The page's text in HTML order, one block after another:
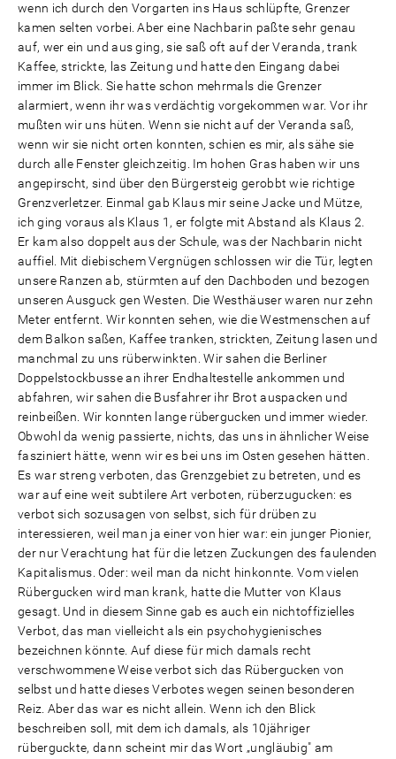
wenn ich durch den Vorgarten ins Haus schlüpfte, Grenzer
kamen selten vorbei. Aber eine Nachbarin paßte sehr genau
auf, wer ein und aus ging, sie saß oft auf der Veranda, trank
Kaffee, strickte, las Zeitung und hatte den Eingang dabei
immer im Blick. Sie hatte schon mehrmals die Grenzer
alarmiert, wenn ihr was verdächtig vorgekommen war. Vor ihr
mußten wir uns hüten. Wenn sie nicht auf der Veranda saß,
wenn wir sie nicht orten konnten, schien es mir, als sähe sie
durch alle Fenster gleichzeitig. Im hohen Gras haben wir uns
angepirscht, sind über den Bürgersteig gerobbt wie richtige
Grenzverletzer. Einmal gab Klaus mir seine Jacke und Mütze,
ich ging voraus als Klaus 1, er folgte mit Abstand als Klaus 2.
Er kam also doppelt aus der Schule, was der Nachbarin nicht
auffiel. Mit diebischem Vergnügen schlossen wir die Tür, legten
unsere Ranzen ab, stürmten auf den Dachboden und bezogen
unseren Ausguck gen Westen. Die Westhäuser waren nur zehn
Meter entfernt. Wir konnten sehen, wie die Westmenschen auf
dem Balkon saßen, Kaffee tranken, strickten, Zeitung lasen und
manchmal zu uns rüberwinkten. Wir sahen die Berliner
Doppelstockbusse an ihrer Endhaltestelle ankommen und
abfahren, wir sahen die Busfahrer ihr Brot auspacken und
reinbeißen. Wir konnten lange rübergucken und immer wieder.
Obwohl da wenig passierte, nichts, das uns in ähnlicher Weise
fasziniert hätte, wenn wir es bei uns im Osten gesehen hätten.
Es war streng verboten, das Grenzgebiet zu betreten, und es
war auf eine weit subtilere Art verboten, rüberzugucken: es
verbot sich sozusagen von selbst, sich für drüben zu
interessieren, weil man ja einer von hier war: ein junger Pionier,
der nur Verachtung hat für die letzen Zuckungen des faulenden
Kapitalismus. Oder: weil man da nicht hinkonnte. Vom vielen
Rübergucken wird man krank, hatte die Mutter von Klaus
gesagt. Und in diesem Sinne gab es auch ein nichtoffizielles
Verbot, das man vielleicht als ein psychohygienisches
bezeichnen könnte. Auf diese für mich damals recht
verschwommene Weise verbot sich das Rübergucken von
selbst und hatte dieses Verbotes wegen seinen besonderen
Reiz. Aber das war es nicht allein. Wenn ich den Blick
beschreiben soll, mit dem ich damals, als 10jähriger
rüberguckte, dann scheint mir das Wort „ungläubig" am